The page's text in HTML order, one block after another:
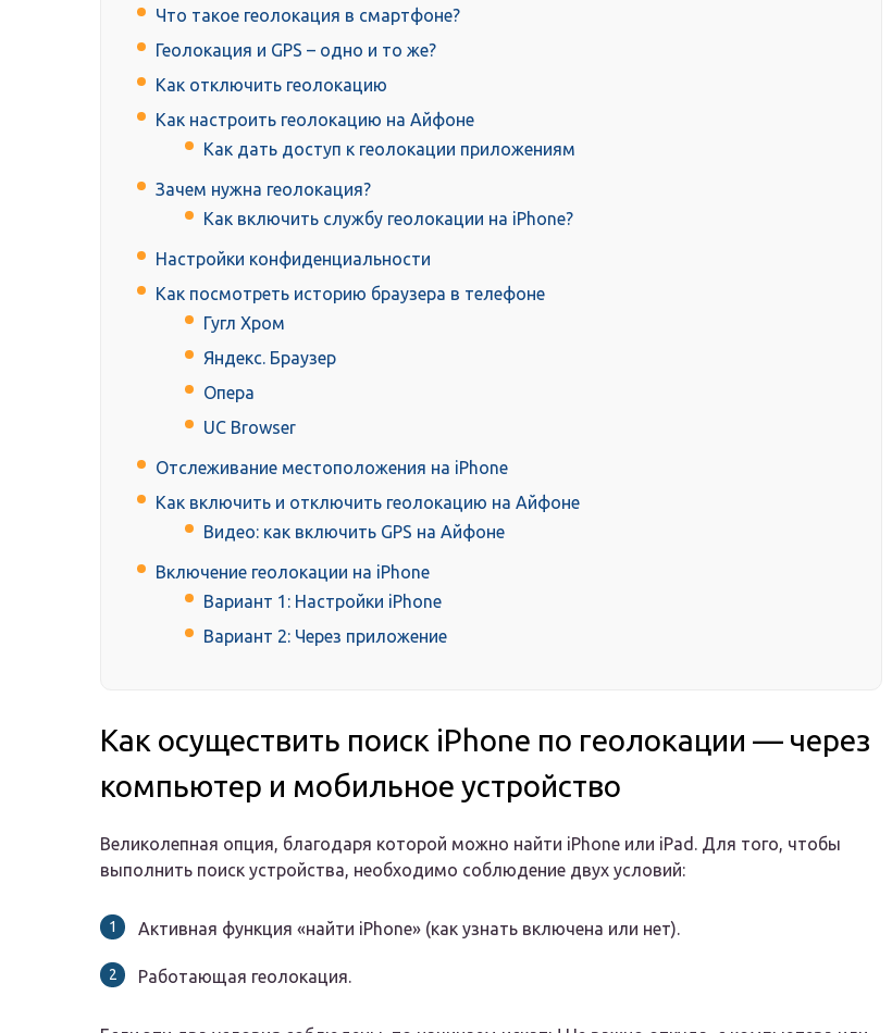
Что такое геолокация в смартфоне?
Геолокация и GPS – одно и то же?
Как отключить геолокацию
Как настроить геолокацию на Айфоне
Как дать доступ к геолокации приложениям
Зачем нужна геолокация?
Как включить службу геолокации на iPhone?
Настройки конфиденциальности
Как посмотреть историю браузера в телефоне
Гугл Хром
Яндекс. Браузер
Опера
UC Browser
Отслеживание местоположения на iPhone
Как включить и отключить геолокацию на Айфоне
Видео: как включить GPS на Айфоне
Включение геолокации на iPhone
Вариант 1: Настройки iPhone
Вариант 2: Через приложение
Как осуществить поиск iPhone по геолокации — через
компьютер и мобильное устройство
Великолепная опция, благодаря которой можно найти iPhone или iPad. Для того, чтобы
выполнить поиск устройства, необходимо соблюдение двух условий:
Активная функция «найти iPhone» (как узнать включена или нет).
Работающая геолокация.